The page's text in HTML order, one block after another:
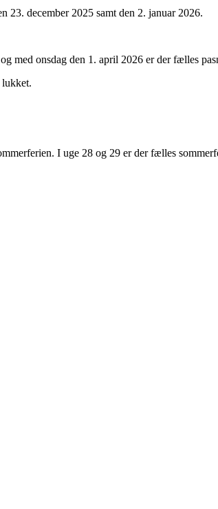
23. december 2025 samt den 2. januar 2026.
med onsdag den 1. april 2026 er der fælles
lukket.
I uge 28 og 29 er der fælles